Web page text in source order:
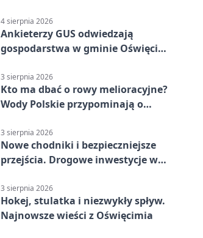
4 sierpnia 2026
Ankieterzy GUS odwiedzają
gospodarstwa w gminie Oświęcim.
3 sierpnia 2026
Kto ma dbać o rowy melioracyjne?
Wody Polskie przypominają o
3 sierpnia 2026
Nowe chodniki i bezpieczniejsze
przejścia. Drogowe inwestycje w
3 sierpnia 2026
Hokej, stulatka i niezwykły spływ.
Najnowsze wieści z Oświęcimia